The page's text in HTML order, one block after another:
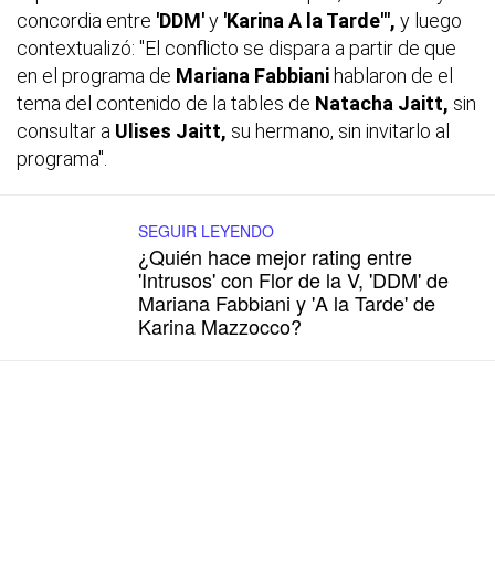
concordia entre 'DDM'y 'Karina A la Tarde'", y luego
contextualizó: "El conflicto se dispara a partir de que
en el programa de Mariana Fabbiani hablaron de el
tema del contenido de la tables de Natacha Jaitt, sin
consultar a Ulises Jaitt, su hermano, sin invitarlo al
programa".
SEGUIR LEYENDO
¿Quién hace mejor rating entre
'Intrusos' con Flor de la V, 'DDM' de
Mariana Fabbiani y 'A la Tarde' de
Karina Mazzocco?